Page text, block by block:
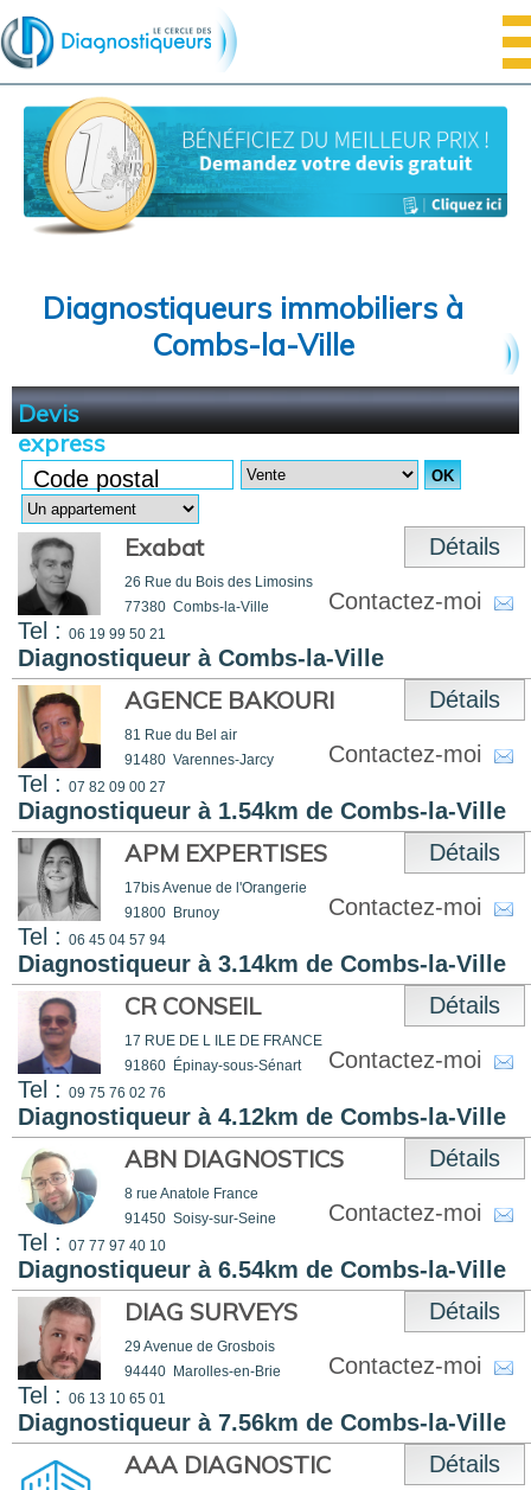
Diagnostiqueurs immobiliers à
Combs-la-Ville
Devis
express
Code postal
Exabat
26 Rue du Bois des Limosins
77380 Combs-la-Ville
Tel : 06 19 99 50 21
Diagnostiqueur à Combs-la-Ville
Détails
Contactez-moi
AGENCE BAKOURI
81 Rue du Bel air
91480 Varennes-Jarcy
Tel : 07 82 09 00 27
Diagnostiqueur à 1.54km de Combs-la-Ville
Détails
Contactez-moi
APM EXPERTISES
17bis Avenue de l'Orangerie
91800 Brunoy
Tel : 06 45 04 57 94
Diagnostiqueur à 3.14km de Combs-la-Ville
Détails
Contactez-moi
CR CONSEIL
17 RUE DE L ILE DE FRANCE
91860 Épinay-sous-Sénart
Tel : 09 75 76 02 76
Diagnostiqueur à 4.12km de Combs-la-Ville
Détails
Contactez-moi
ABN DIAGNOSTICS
8 rue Anatole France
91450 Soisy-sur-Seine
Tel : 07 77 97 40 10
Diagnostiqueur à 6.54km de Combs-la-Ville
Détails
Contactez-moi
DIAG SURVEYS
29 Avenue de Grosbois
94440 Marolles-en-Brie
Tel : 06 13 10 65 01
Diagnostiqueur à 7.56km de Combs-la-Ville
Détails
Contactez-moi
AAA DIAGNOSTIC Détails